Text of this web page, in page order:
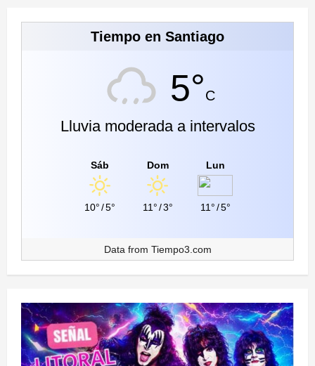
Tiempo en Santiago
5°C
Lluvia moderada a intervalos
Sáb
10°/5°
Dom
11°/3°
Lun
11°/5°
Data from Tiempo3.com